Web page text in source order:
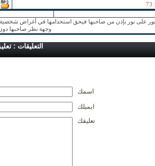
73
على نور بإذن من صاحبها فيحق استخدامها في أغراض شخصية
وجهة نظر صاحبها
التعليقات :
اسمك
ايميلك
تعليقك